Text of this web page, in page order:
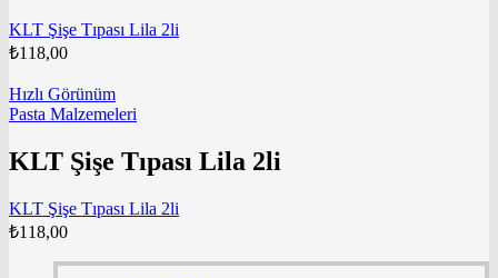
KLT Şişe Tıpası Lila 2li
₺118,00
Hızlı Görünüm
Pasta Malzemeleri
KLT Şişe Tıpası Lila 2li
KLT Şişe Tıpası Lila 2li
₺118,00